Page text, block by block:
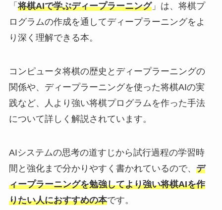
「 将棋AIで学ぶディープラーニング」は、将棋プ
ログラムの作成を通してディープラーニングをよ
り深く理解できる本。
コンピュータ将棋の歴史とディープラーニングの
関係や、ディープラーニングを使った将棋AIの実
践など、人より強い将棋プログラムを作った手法
について詳しく解説されています。
AIシステムの思考の道すじから試行過程の学習時
間と強化まで分かりやすく書かれているので、 デ
ィープラーニングを勉強してより強い将棋AIを作
りたい人におすすめの本です。